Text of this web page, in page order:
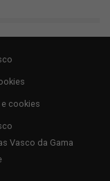
cookies
Vasco da Gama